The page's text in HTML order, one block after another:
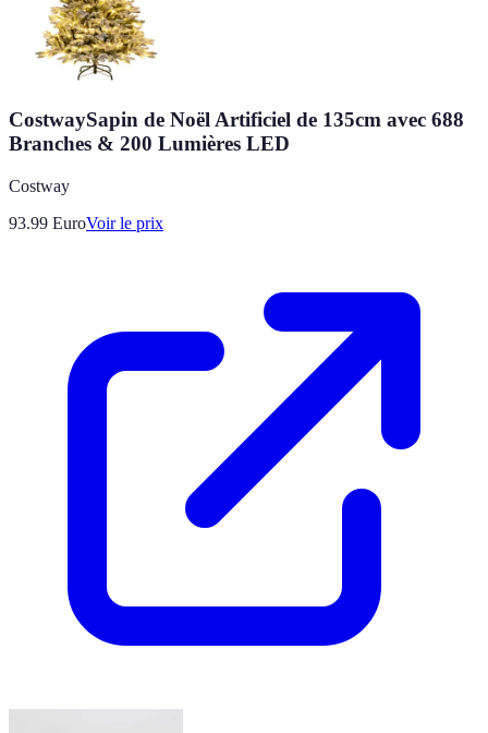
CostwaySapin de Noël Artificiel de 135cm avec 688
Branches & 200 Lumières LED
Costway
93.99 EuroVoir le prix